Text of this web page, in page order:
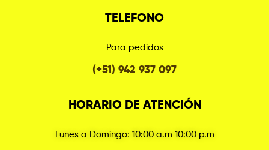
TELEFONO
Para pedidos
(+51) 942 937 097
HORARIO DE ATENCIÓN
Lunes a Domingo: 10:00 a.m 10:00 p.m